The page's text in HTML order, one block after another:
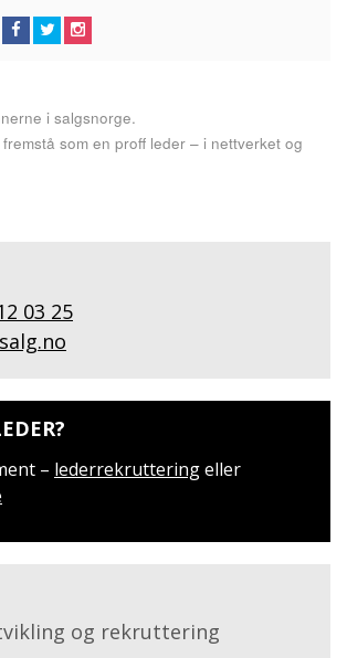
o
w
t
e
G
o
l
e
i salgsnorge.
som en proff leder – i nettverket og
03 25
– lederrekrutteringeller
og rekruttering